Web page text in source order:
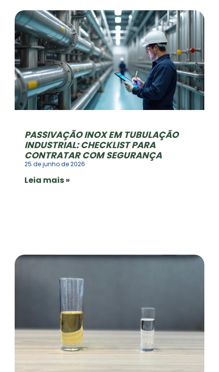
PASSIVAÇÃO INOX EM TUBULAÇÃO
INDUSTRIAL: CHECKLIST PARA
CONTRATAR COM SEGURANÇA
25 de junho de 2026
Leia mais »